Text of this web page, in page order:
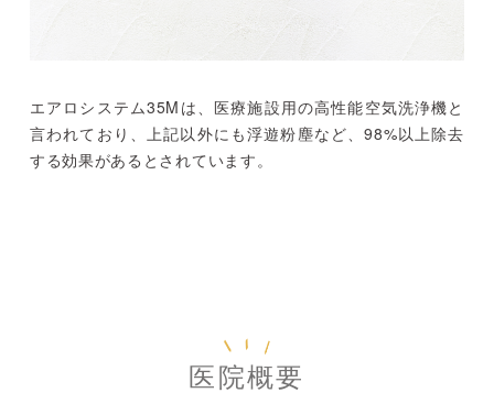
エアロシステム35Mは、医療施設用の高性能空気洗浄機と
言われており、上記以外にも浮遊粉塵など、98%以上除去
する効果があるとされています。
医院概要